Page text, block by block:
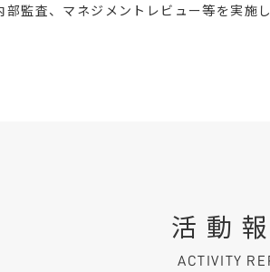
監査、マネジメントレビュー等を実施
活動
ACTIVITY